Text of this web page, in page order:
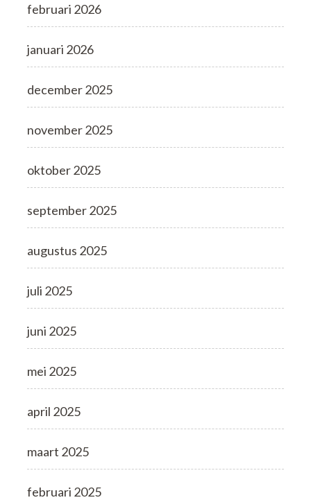
februari 2026
januari 2026
december 2025
november 2025
oktober 2025
september 2025
augustus 2025
juli 2025
juni 2025
mei 2025
april 2025
maart 2025
februari 2025